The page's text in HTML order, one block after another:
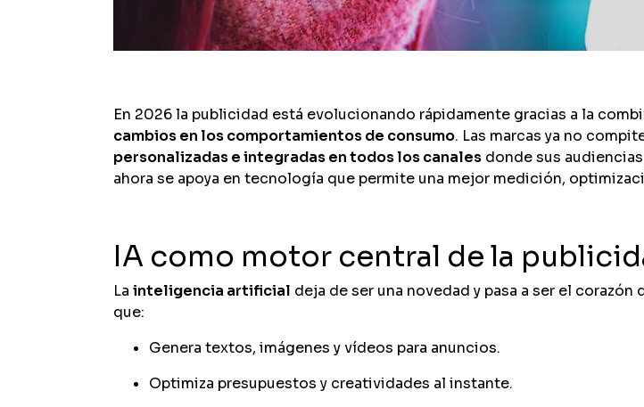
En 2026 la publicidad está evolucionando rápidamente gracias a la
cambios en los comportamientos de consumo. Las marcas ya no
personalizadas e integradas en todos los canales donde sus
ahora se apoya en tecnología que permite una mejor medición,
IA como motor central de la
La inteligencia artificial deja de ser una novedad y pasa a ser el
que:
Genera textos, imágenes y vídeos para anuncios.
Optimiza presupuestos y creatividades al instante.